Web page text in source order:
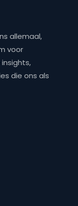
allemaal,
voor
die ons als